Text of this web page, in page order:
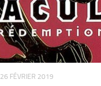
26 FÉVRIER 2019